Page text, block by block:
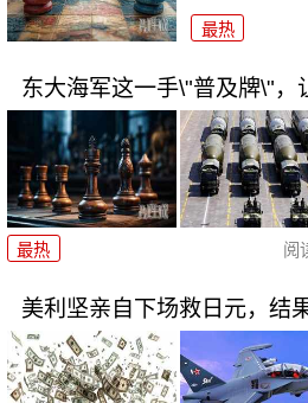
最热
东大海军这一手\"普及牌\"，
最热 阅
美利坚亲自下场救日元，结